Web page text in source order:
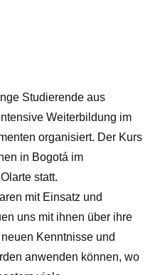
Studierende aus
Weiterbildung im
organisiert. Der Kurs
in Bogotá im
statt.
mit Einsatz und
uns mit ihnen über ihre
Kenntnisse und
anwenden können, wo